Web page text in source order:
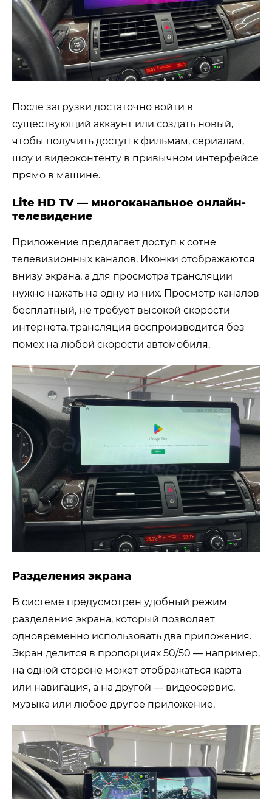
После загрузки достаточно войти в
существующий аккаунт или создать новый,
чтобы получить доступ к фильмам, сериалам,
шоу и видеоконтенту в привычном интерфейсе
прямо в машине.
Lite HD TV — многоканальное онлайн-
телевидение
Приложение предлагает доступ к сотне
телевизионных каналов. Иконки отображаются
внизу экрана, а для просмотра трансляции
нужно нажать на одну из них. Просмотр каналов
бесплатный, не требует высокой скорости
интернета, трансляция воспроизводится без
помех на любой скорости автомобиля.
Разделения экрана
В системе предусмотрен удобный режим
разделения экрана, который позволяет
одновременно использовать два приложения.
Экран делится в пропорциях 50/50 — например,
на одной стороне может отображаться карта
или навигация, а на другой — видеосервис,
музыка или любое другое приложение.